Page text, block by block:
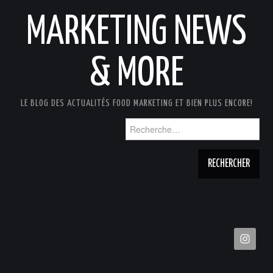
MARKETING NEWS
& MORE
LE BLOG DES ACTUALITÉS FOOD MARKETING ET BIEN PLUS ENCORE!